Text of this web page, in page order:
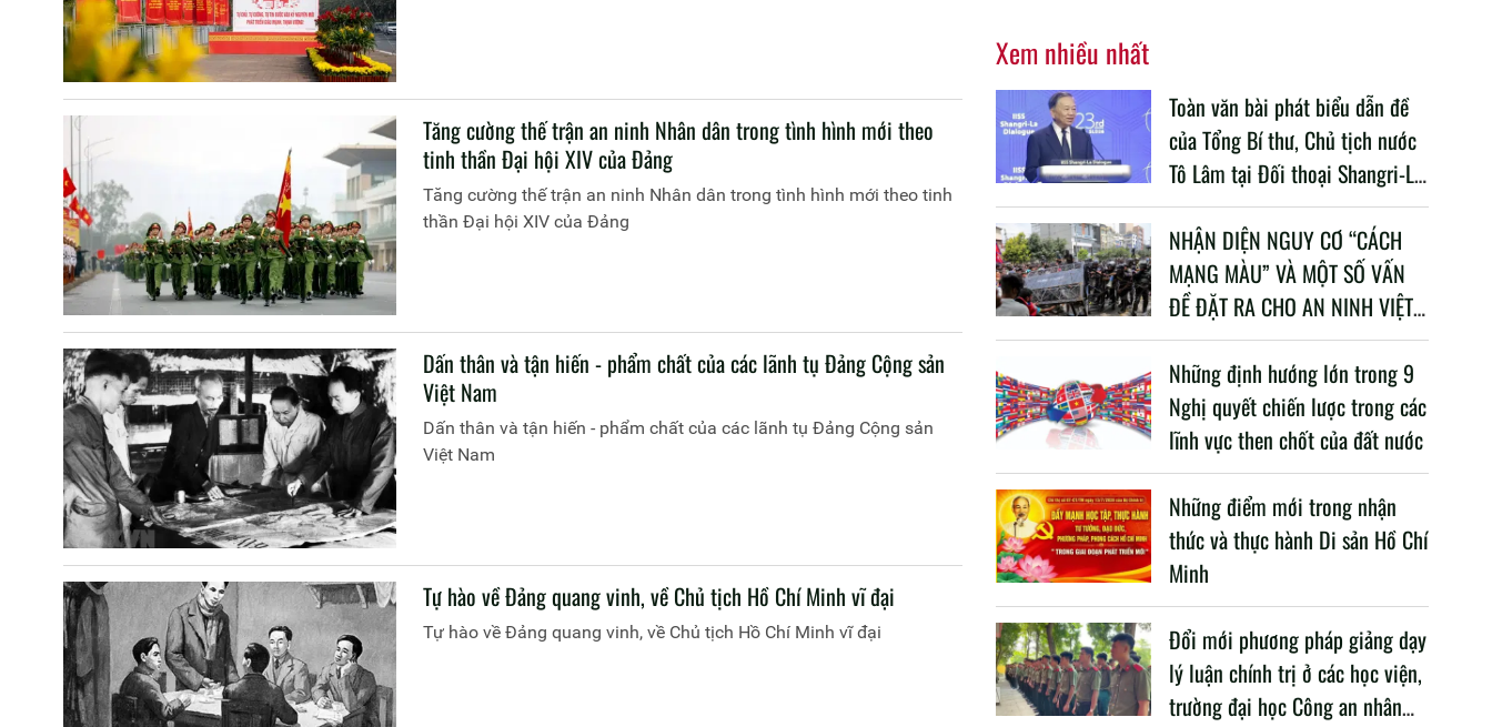
Tăng cường thế trận an ninh Nhân dân trong tình hình mới theo
tinh thần Đại hội XIV của Đảng
Tăng cường thế trận an ninh Nhân dân trong tình hình mới theo tinh
thần Đại hội XIV của Đảng
Dấn thân và tận hiến - phẩm chất của các lãnh tụ Đảng Cộng sản
Việt Nam
Dấn thân và tận hiến - phẩm chất của các lãnh tụ Đảng Cộng sản
Việt Nam
Tự hào về Đảng quang vinh, về Chủ tịch Hồ Chí Minh vĩ đại
Tự hào về Đảng quang vinh, về Chủ tịch Hồ Chí Minh vĩ đại
Xem nhiều nhất
Toàn văn bài phát biểu dẫn đề
của Tổng Bí thư, Chủ tịch nước
Tô Lâm tại Đối thoại Shangri-La
lần thứ 23
NHẬN DIỆN NGUY CƠ “CÁCH
MẠNG MÀU” VÀ MỘT SỐ VẤN
ĐỀ ĐẶT RA CHO AN NINH VIỆT
NAM TRONG BỐI CẢNH HIỆN
NAY
Những định hướng lớn trong 9
Nghị quyết chiến lược trong các
lĩnh vực then chốt của đất nước
Những điểm mới trong nhận
thức và thực hành Di sản Hồ Chí
Minh
Đổi mới phương pháp giảng dạy
lý luận chính trị ở các học viện,
trường đại học Công an nhân